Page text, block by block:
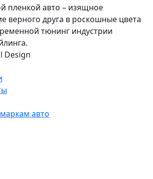
пленкой авто – изящное
верного друга в роскошные цвета
тюнинг индустрии
Design
авто